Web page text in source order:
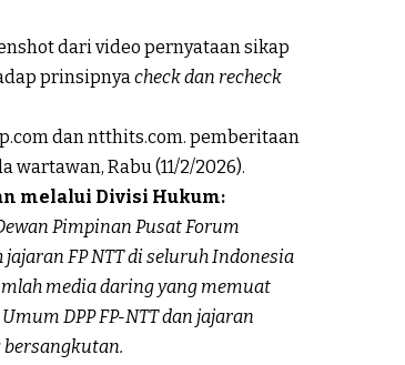
dari video pernyataan sikap
prinsipnyacheck dan recheck
dan ntthits.com. pemberitaan
Rabu (11/2/2026).
melalui Divisi Hukum:
Pimpinan Pusat Forum
FP NTT di seluruh Indonesia
media daring yang memuat
DPP FP-NTT dan jajaran